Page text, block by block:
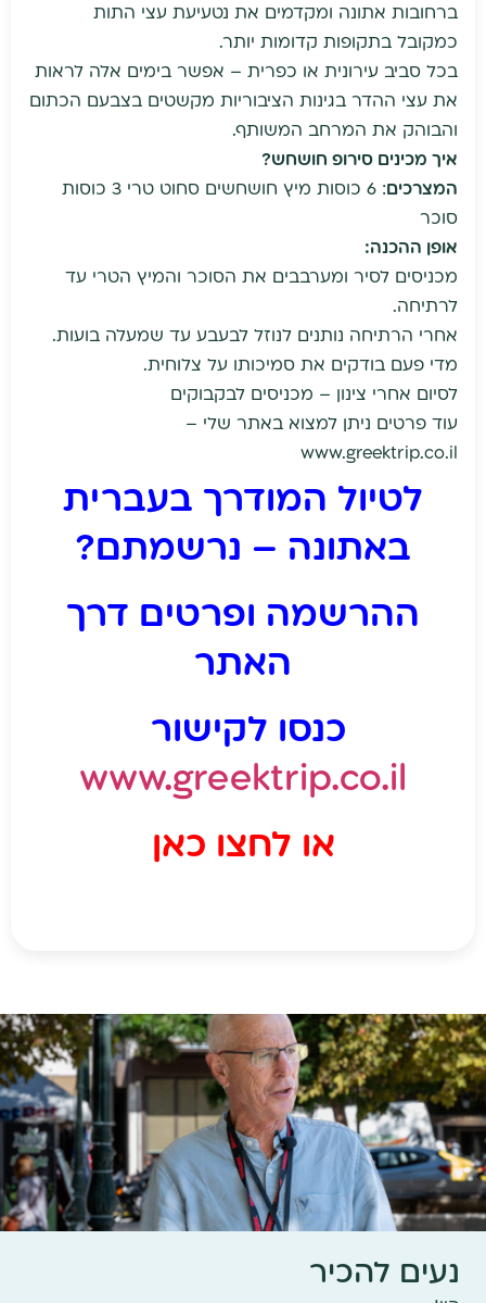
ברחובות אתונה ומקדמים את נטעיעת עצי התות
כמקובל בתקופות קדומות יותר.
בכל סביב עירונית או כפרית – אפשר בימים אלה לראות
את עצי ההדר בגינות הציבוריות מקשטים בצבעם הכתום
והבוהק את המרחב המשותף.
איך מכינים סירופ חושחש?
המצרכים:
6 כוסות מיץ חושחשים סחוט טרי 3 כוסות
סוכר
אופן ההכנה:
מכניסים לסיר ומערבבים את הסוכר והמיץ הטרי עד
לרתיחה.
אחרי הרתיחה נותנים לנוזל לבעבע עד שמעלה בועות.
מדי פעם בודקים את סמיכותו על צלוחית.
לסיום אחרי צינון – מכניסים לבקבוקים
עוד פרטים ניתן למצוא באתר שלי –
www.greektrip.co.il
לטיול המודרך בעברית
באתונה – נרשמתם?
ההרשמה ופרטים דרך
האתר
כנסו לקישור
www.greektrip.co.il
או לחצו כאן
נעים להכיר